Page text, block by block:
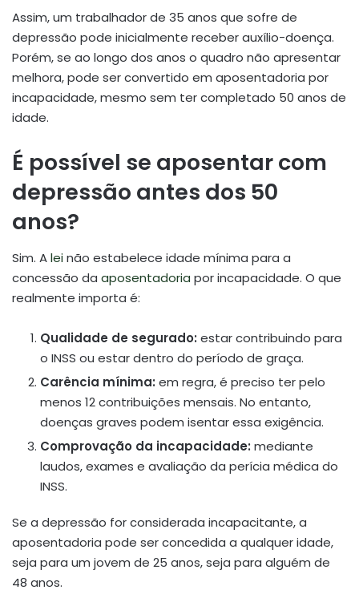
Assim, um trabalhador de 35 anos que sofre de
depressão pode inicialmente receber auxílio-doença.
Porém, se ao longo dos anos o quadro não apresentar
melhora, pode ser convertido em aposentadoria por
incapacidade, mesmo sem ter completado 50 anos de
idade.
É possível se aposentar com
depressão antes dos 50
anos?
Sim. Aleinão estabelece idade mínima para a
concessão da aposentadoria por incapacidade. O que
realmente importa é:
Qualidade de segurado: estar contribuindo para
o INSS ou estar dentro do período de graça.
Carência mínima: em regra, é preciso ter pelo
menos 12 contribuições mensais. No entanto,
doenças graves podem isentar essa exigência.
Comprovação da incapacidade: mediante
laudos, exames e avaliação da perícia médica do
INSS.
Se a depressão for considerada incapacitante, a
aposentadoria pode ser concedida a qualquer idade,
seja para um jovem de 25 anos, seja para alguém de
48 anos.